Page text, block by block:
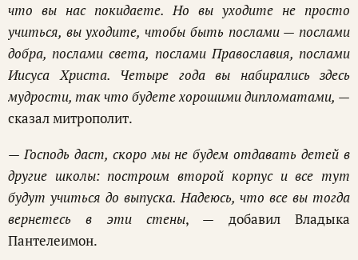
что вы нас покидаете. Но вы уходите не просто
учиться, вы уходите, чтобы быть послами — послами
добра, послами света, послами Православия, послами
Иисуса Христа. Четыре года вы набирались здесь
мудрости, так что будете хорошими дипломатами, —
сказал митрополит.
— Господь даст, скоро мы не будем отдавать детей в
другие школы: построим второй корпус и все тут
будут учиться до выпуска. Надеюсь, что все вы тогда
вернетесь в эти стены, — добавил Владыка
Пантелеимон.